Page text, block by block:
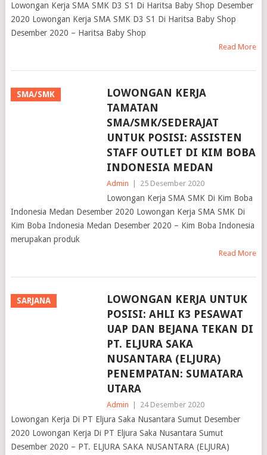
Lowongan Kerja SMA SMK D3 S1 Di Haritsa Baby Shop Desember
2020 Lowongan Kerja SMA SMK D3 S1 Di Haritsa Baby Shop
Desember 2020 – Haritsa Baby Shop
Read More
SMA/SMK
LOWONGAN KERJA
TAMATAN
SMA/SMK/SEDERAJAT
UNTUK POSISI: ASSISTEN
STAFF OUTLET DI KIM BOBA
INDONESIA MEDAN
Admin 25 Desember 2020
Lowongan Kerja SMA SMK Di Kim Boba
Indonesia Medan Desember 2020 Lowongan Kerja SMA SMK Di
Kim Boba Indonesia Medan Desember 2020 – Kim Boba Indonesia
merupakan produk
Read More
SARJANA
LOWONGAN KERJA UNTUK
POSISI: AHLI K3 PESAWAT
UAP DAN BEJANA TEKAN DI
PT. ELJURA SAKA
NUSANTARA (ELJURA)
PENEMPATAN: SUMATARA
UTARA
Admin 24 Desember 2020
Lowongan Kerja Di PT Eljura Saka Nusantara Sumut Desember
2020 Lowongan Kerja Di PT Eljura Saka Nusantara Sumut
Desember 2020 – PT. ELJURA SAKA NUSANTARA (ELJURA)